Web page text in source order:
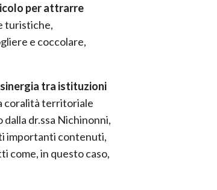
per attrarre
turistiche,
e coccolare,
sinergia tra istituzioni
coralità territoriale
dr.ssa Nichinonni,
importanti contenuti,
come, in questo caso,